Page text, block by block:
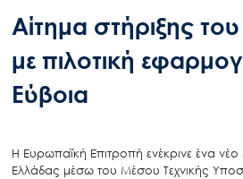
Αίτημα στήριξης
με πιλοτική
Εύβοια
Η Ευρωπαϊκή Επιτροπή ενέκρινε ένα νέο
Ελλάδας μέσω του Μέσου Τεχνικής